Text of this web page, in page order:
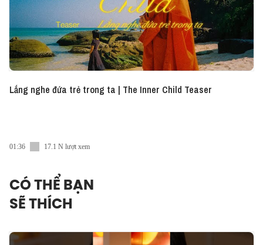
Lắng nghe đứa trẻ trong ta | The Inner Child Teaser
01:36 17.1 N lượt xem
CÓ THỂ BẠN
SẼ THÍCH